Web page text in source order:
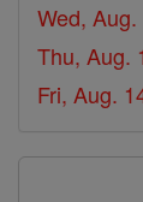
Wed, Aug.
Thu, Aug.
Fri, Aug.